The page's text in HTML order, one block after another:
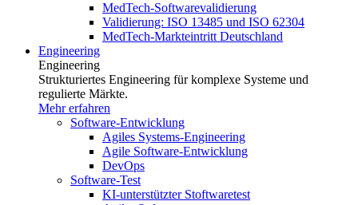
MedTech-Softwarevalidierung
Validierung: ISO 13485 und ISO 62304
MedTech-Markteintritt Deutschland
Engineering
Engineering
Strukturiertes Engineering für komplexe Systeme und
regulierte Märkte.
Mehr erfahren
Software-Entwicklung
Agiles Systems-Engineering
Agile Software-Entwicklung
DevOps
Software-Test
KI-unterstützter Stoftwaretest